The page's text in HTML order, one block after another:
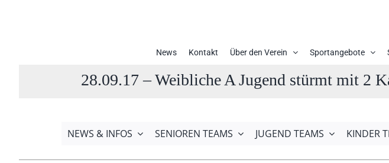
News Kontakt Über den Verein Sportangebote
28.09.17 – Weibliche A Jugend stürmt mit 2
NEWS & INFOS SENIOREN TEAMS JUGEND TEAMS KINDER